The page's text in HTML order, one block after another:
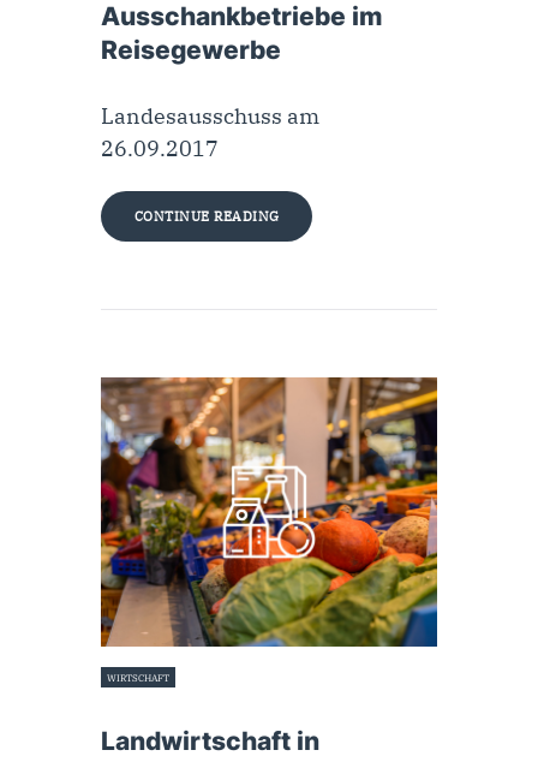
Ausschankbetriebe im
Reisegewerbe
Landesausschuss am
26.09.2017
CONTINUE READING
WIRTSCHAFT
Landwirtschaft in